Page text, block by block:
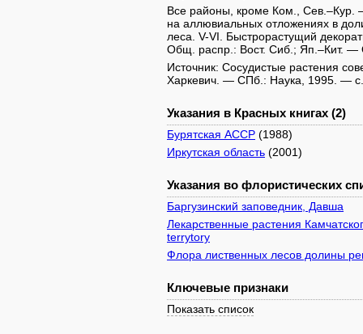
Все районы, кроме Ком., Сев.–Кур.
на аллювиальных отложениях в
леса. V-VI. Быстрорастущий
Общ. распр.: Вост. Сиб.; Яп.–Кит. —
Источник: Сосудистые растения
Харкевич. — СПб.: Наука, 1995. —
Указания в Красных книгах (2)
Бурятская АССР (1988)
Иркутская область (2001)
Указания во флористических
Баргузинский заповедник, Давша
Лекарственные растения
terrytory
Флора лиственных лесов долины
Ключевые признаки
Показать список